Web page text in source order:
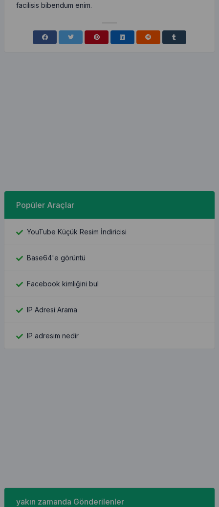
facilisis bibendum enim.
Popüler Araçlar
YouTube Küçük Resim İndiricisi
Base64'e görüntü
Facebook kimliğini bul
IP Adresi Arama
IP adresim nedir
yakın zamanda Gönderilenler